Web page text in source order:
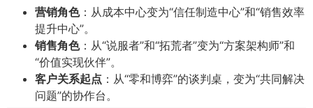
营销角色​：从成本中心变为“信任制造中心”和“销售效率
提升中心”。
销售角色​：从“说服者”和“拓荒者”变为“方案架构师”和
“价值实现伙伴”。
客户关系起点 ​：从“零和博弈”的谈判桌，变为“共同解决
问题”的协作台。